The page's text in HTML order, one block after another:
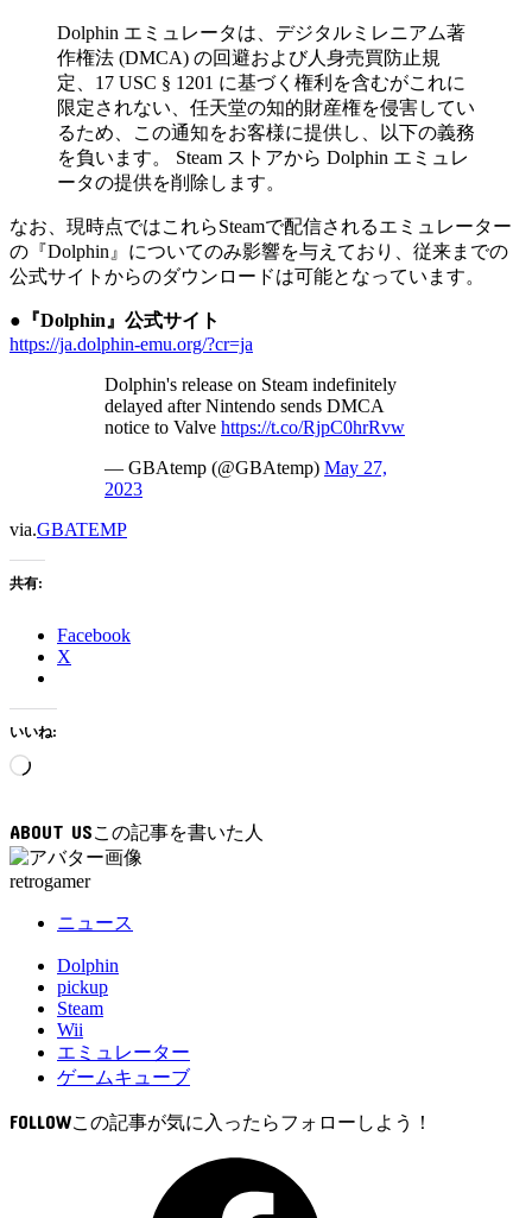
Dolphin エミュレータは、デジタルミレニアム著
作権法 (DMCA) の回避および人身売買防止規
定、17 USC § 1201 に基づく権利を含むがこれに
限定されない、任天堂の知的財産権を侵害してい
るため、この通知をお客様に提供し、以下の義務
を負います。 Steam ストアから Dolphin エミュレ
ータの提供を削除します。
なお、現時点ではこれらSteamで配信されるエミュレーター
の『Dolphin』についてのみ影響を与えており、従来までの
公式サイトからのダウンロードは可能となっています。
●『Dolphin』公式サイト
https://ja.dolphin-emu.org/?cr=ja
Dolphin's release on Steam indefinitely
delayed after Nintendo sends DMCA
notice to Valve https://t.co/RjpC0hrRvw
— GBAtemp (@GBAtemp) May 27,
2023
via.GBATEMP
共有:
Facebook
X
いいね:
読
み
中…
ABOUT US
retrogamer
ニュース
Dolphin
pickup
Steam
Wii
エミュレーター
ゲームキューブ
FOLLOW